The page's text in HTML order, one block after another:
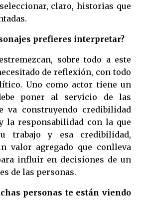
claro, historias que
prefieres interpretar?
sobre todo a este
de reflexión, con todo
Uno como actor tiene un
poner al servicio de las
va construyendo credibilidad
la responsabilidad con la que
trabajo y esa credibilidad,
valor agregado que conlleva
influir en decisiones de un
de las personas.
personas te están viendo